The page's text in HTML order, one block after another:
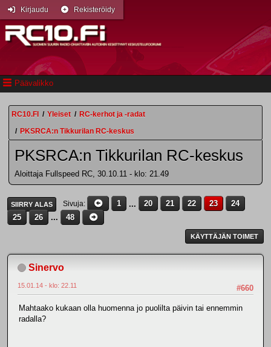
Päävalikko
Kirjaudu Rekisteröidy
RC10.FI / Yleiset / RC-kerhot ja -radat
/ PKSRCA:n Tikkurilan RC-keskus
PKSRCA:n Tikkurilan RC-keskus
Aloittaja Fullspeed RC, 30.10.11 - klo: 21.49
SIIRRY ALAS Sivuja 1 ... 20 21 22 23
24
25
26 ... 48
KÄYTTÄJÄN TOIMET
Sinervo
#660
15.01.14 - klo: 22.11
Mahtaako kukaan olla huomenna jo puolilta päivin tai ennemmin
radalla?